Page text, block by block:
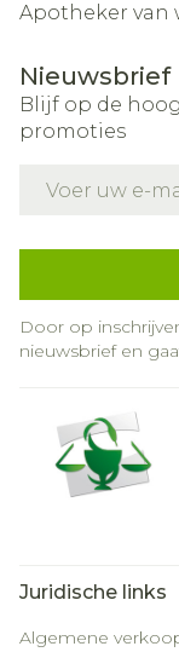
Apotheker van
Nieuwsbrief
Blijf op de
promoties
Door op
nieuwsbrief en
Juridische links
Algemene